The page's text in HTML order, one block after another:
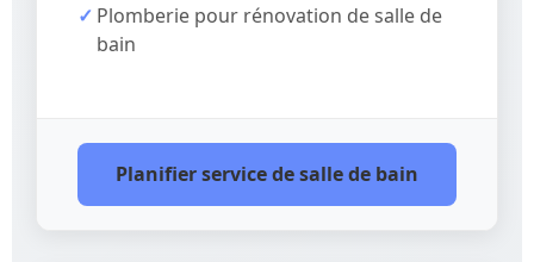
Plomberie pour rénovation de salle de
bain
Planifier service de salle de bain